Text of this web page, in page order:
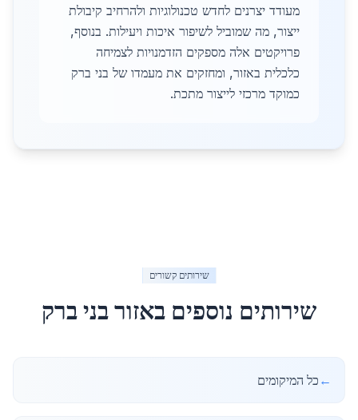
מעודד יצרנים לחדש טכנולוגיות ולהרחיב קיבולת
ייצור, מה שמוביל לשיפור איכות ויעילות. בנוסף,
פרויקטים אלה מספקים הזדמנויות לצמיחה
כלכלית באזור, ומחזקים את מעמדו של בני ברק
כמוקד מרכזי לייצור מתכת.
שירותים קשורים
שירותים נוספים באזורבני ברק
← כל המיקומים